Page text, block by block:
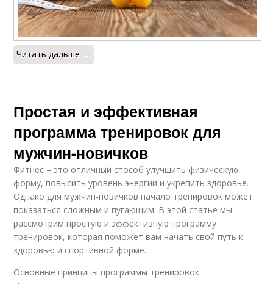
Читать дальше →
Простая и эффективная
программа тренировок для
мужчин-новичков
Фитнес – это отличный способ улучшить физическую
форму, повысить уровень энергии и укрепить здоровье.
Однако для мужчин-новичков начало тренировок может
показаться сложным и пугающим. В этой статье мы
рассмотрим простую и эффективную программу
тренировок, которая поможет вам начать свой путь к
здоровью и спортивной форме.
Основные принципы программы тренировок